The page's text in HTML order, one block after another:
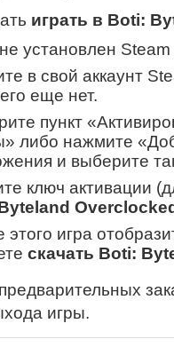
играть в Boti:
установлен
в свой аккаунт
еще нет.
пункт
либо нажмите
и выберите
ключ активации
этого игра
скачать Boti:
игры.